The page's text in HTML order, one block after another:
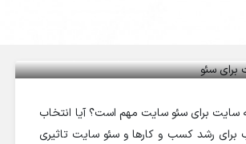
سایت برای سئو سایت مهم است؟ آیا انتخاب
برای رشد کسب و کارها و سئو سایت تاثیری